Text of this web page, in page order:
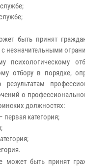
быть принят
незначительными
психологическому
отбору в порядке,
о
должностях:
первая категория;
может быть принят